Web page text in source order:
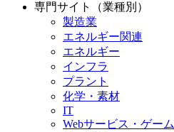
専門サイト（業種別）
製造業
エネルギー関連
エネルギー
インフラ
プラント
化学・素材
IT
Webサービス・ゲーム